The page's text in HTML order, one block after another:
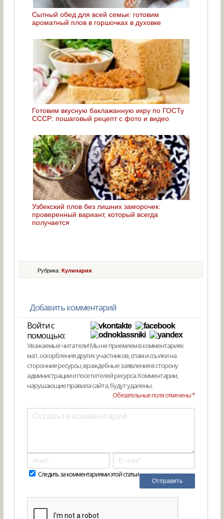
Сытный обед для всей семьи: готовим
ароматный плов в горшочках в духовке
Готовим вкусную баклажанную икру по ГОСТу
СССР: пошаговый рецепт с фото и видео
Узбекский плов без лишних заморочек:
проверенный вариант, который всегда
получается
Рубрика: Кулинария
Добавить комментарий
Войти с
помощью:
Уважаемые читатели! Мы не приемлем в комментариях
мат, оскорбления других участников, спам и ссылки на
сторонние ресурсы, враждебные заявления в сторону
администрации и посетителей ресурса. Комментарии,
нарушающие правила сайта, будут удалены.
Обязательные поля отмечены *
Следить за комментариями этой статьи